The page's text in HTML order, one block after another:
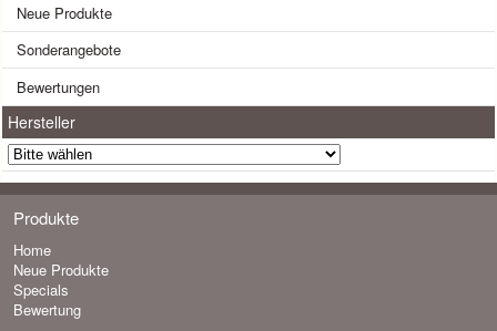
Neue Produkte
Sonderangebote
Bewertungen
Hersteller
Produkte
Home
Neue Produkte
Specials
Bewertung